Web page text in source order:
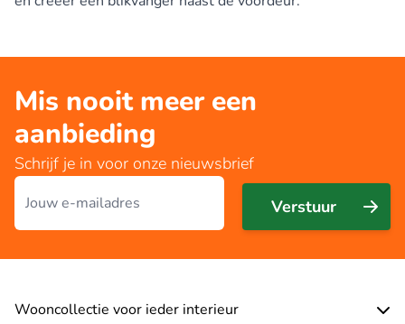
Mis nooit meer een
aanbieding
Schrijf je in voor onze nieuwsbrief
E-mailadres
Verstuur
Wooncollectie voor ieder interieur